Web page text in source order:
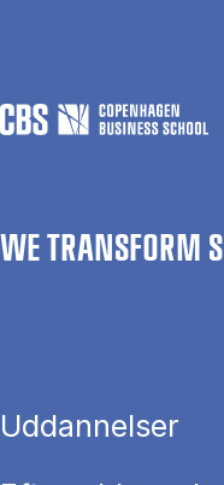
WE TRANSFORM
Uddannelser